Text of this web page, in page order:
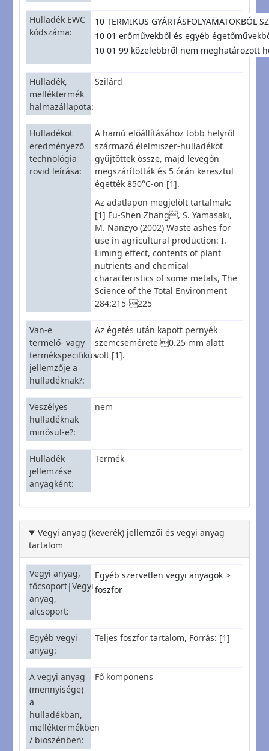
Hulladék EWC
kódszáma
10 TERMIKUS GYÁRTÁSFOLYAMATOKBÓL
10 01 erőművekből és egyéb
10 01 99 közelebbről nem meghatározott
Hulladék,
melléktermék
halmazállapota
Szilárd
Hulladékot
eredményező
technológia
rövid leírása
A hamú előállításához több helyről
származó élelmiszer-hulladékot
gyűjtöttek össze, majd levegőn
megszárították és 5 órán keresztül
égették 850°C-on [1].
Az adatlapon megjelölt tartalmak:
[1] Fu-Shen Zhang, S. Yamasaki,
M. Nanzyo (2002) Waste ashes for
use in agricultural production: I.
Liming effect, contents of plant
nutrients and chemical
characteristics of some metals, The
Science of the Total Environment
284:215-225
Van-e
termelő- vagy
termékspecifikus
jellemzője a
hulladéknak?
Az égetés után kapott pernyék
szemcsemérete 0.25 mm alatt
volt [1].
Veszélyes
hulladéknak
minősül-e?
nem
Hulladék
jellemzése
anyagként
Termék
Vegyi anyag (keverék) jellemzői és vegyi anyag
tartalom
Vegyi anyag,
főcsoport|Vegyi
anyag,
alcsoport
Egyéb szervetlen vegyi anyagok
foszfor
Egyéb vegyi
anyag
Teljes foszfor tartalom, Forrás: [1]
A vegyi anyag
(mennyisége)
a
hulladékban,
melléktermékben
/ bioszénben
Fő komponens